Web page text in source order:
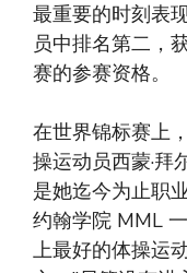
最重要的时刻表
员中排名第二，
赛的参赛资格。
在世界锦标赛上
操运动员西蒙·拜
是她迄今为止职
约翰学院 MML
上最好的体操运